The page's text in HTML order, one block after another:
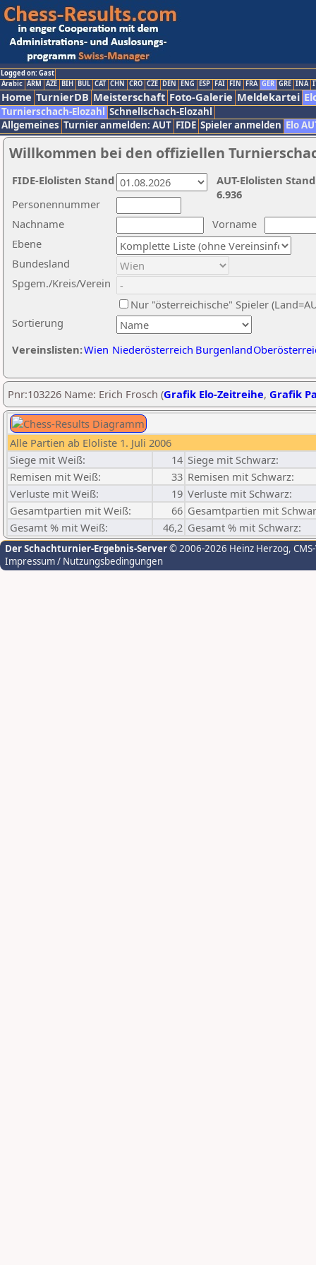
Logged on: Gast
Arabic ARM AZE BIH BUL CAT CHN CRO CZE DEN ENG ESP FAI FIN FRA GER GRE INA
Home TurnierDB Meisterschaft Foto-Galerie Meldekartei
Turnierschach-Elozahl Schnellschach-Elozahl
Allgemeines Turnier anmelden: AUT FIDE Spieler anmelden Elo
Willkommen bei den offiziellen
Nachname
Vorname
Ebene
Sortierung
Personennummer
Bundesland
Spgem./Kreis/Verein
Nur "österreichische" Spieler
Vereinslisten:Wien Niederösterreich Burgenland
AUT-Elolisten
6.936
FIDE-Elolisten Stand
Pnr:103226 Name: Erich Frosch (Grafik Elo-Zeitreihe, Grafik
Alle Partien ab Eloliste 1. Juli 2006
Siege mit Weiß:
14 Siege mit Schwarz:
Remisen mit Weiß:
33 Remisen mit Schwarz:
Verluste mit Weiß:
19 Verluste mit Schwarz:
Gesamtpartien mit Weiß:
66 Gesamtpartien mit
Gesamt % mit Weiß:
46,2 Gesamt % mit Schwarz:
Der Schachturnier-Ergebnis-Server© 2006-2026 Heinz Herzog,
Impressum / Nutzungsbedingungen